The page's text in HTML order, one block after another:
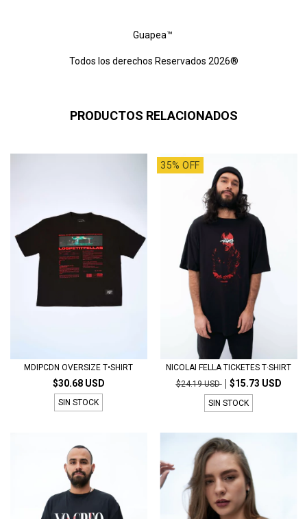
Guapea™
Todos los derechos Reservados 2026®
PRODUCTOS RELACIONADOS
MDIPCDN OVERSIZE T•SHIRT
$30.68 USD
SIN STOCK
35% OFF
NICOLAI FELLA TICKETES T·SHIRT
$24.19 USD
$15.73 USD
SIN STOCK